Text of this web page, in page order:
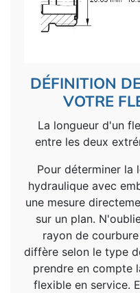
DÉFINITION
VOTRE
La longueur d'un
entre les deux
Pour déterminer la
hydraulique avec
une mesure
sur un plan.
rayon de
diffère selon le type
prendre en compte
flexible en service.